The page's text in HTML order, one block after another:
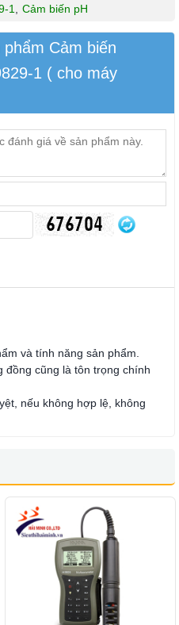
1, Cảm biến pH
Cảm biến
1 ( cho máy
và tính năng sản phẩm.
đồng cũng là tôn trọng chính
nếu không hợp lệ, không